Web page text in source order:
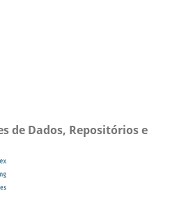
de Dados, Repositórios e